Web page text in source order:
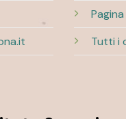
Tutti i